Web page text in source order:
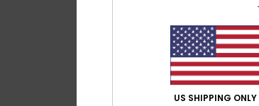
US SHIPPING ONLY